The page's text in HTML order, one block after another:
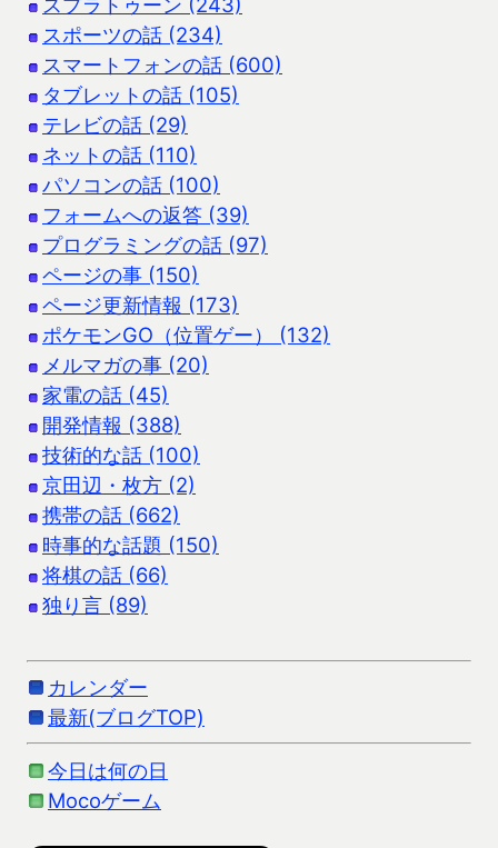
スポーツの話 (234)
スマートフォンの話 (600)
タブレットの話 (105)
テレビの話 (29)
ネットの話 (110)
パソコンの話 (100)
フォームへの返答 (39)
プログラミングの話 (97)
ページの事 (150)
ページ更新情報 (173)
ポケモンGO（位置ゲー） (132)
メルマガの事 (20)
家電の話 (45)
開発情報 (388)
技術的な話 (100)
京田辺・枚方 (2)
携帯の話 (662)
時事的な話題 (150)
将棋の話 (66)
独り言 (89)
カレンダー
最新(ブログTOP)
今日は何の日
Mocoゲーム